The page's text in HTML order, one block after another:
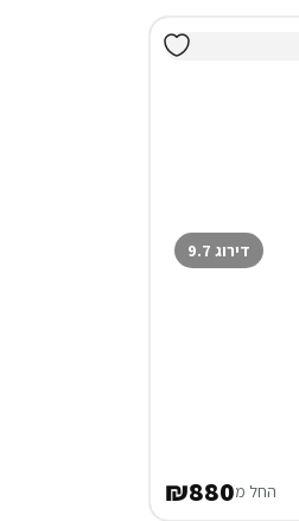
דירוג 9.7
החל מ₪880